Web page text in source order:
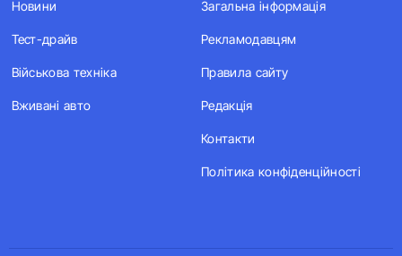
Новини
Тест-драйв
Військова техніка
Вживані авто
Загальна інформація
Рекламодавцям
Правила сайту
Редакція
Контакти
Політика конфіденційності